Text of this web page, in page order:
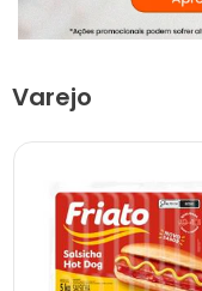
Varejo